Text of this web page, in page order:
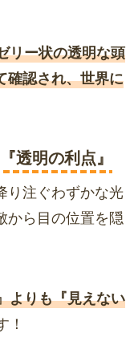
リー状の透明な頭
確認され、世界に
透明の利点』
り注ぐわずかな光
から目の位置を隠
よりも『見えない
！